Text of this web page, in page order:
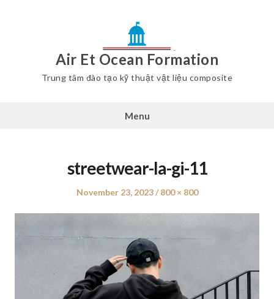
Air Et Ocean Formation
Trung tâm đào tạo kỹ thuật vật liệu composite
Menu
streetwear-la-gi-11
Posted
November 23, 2023
Full
800 × 800